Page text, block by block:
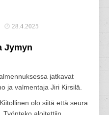
28.4.2025
Jymyn
jatkavat
ja valmentaja Jiri Kirsilä.
olo siitä että seura